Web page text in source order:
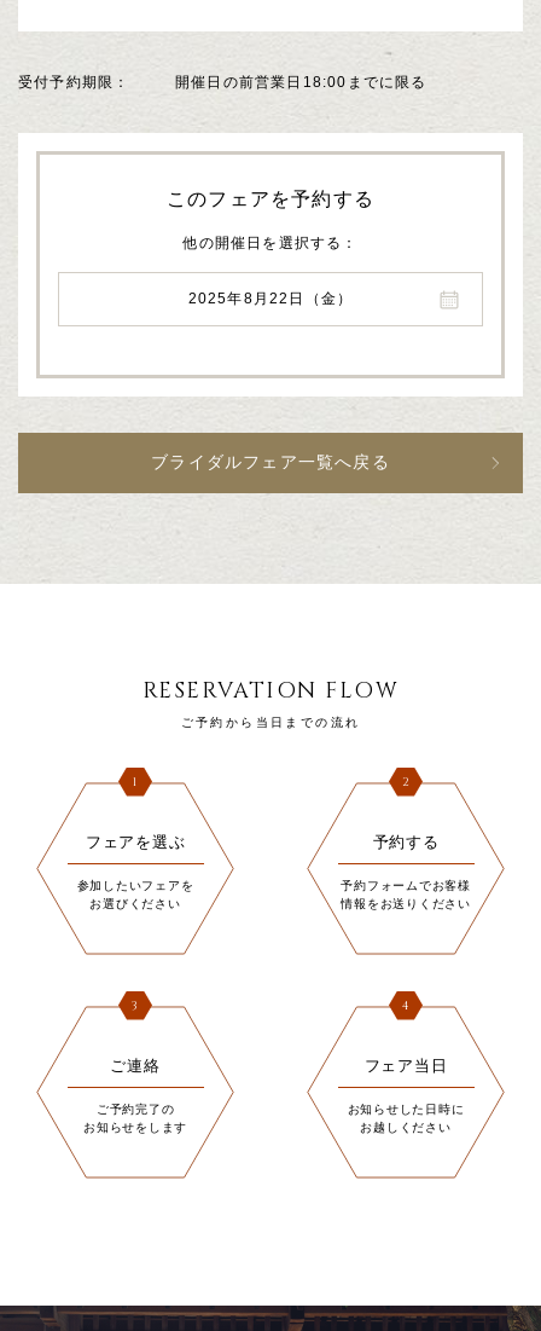
受付予約期限 開催日の前営業日18:00までに限る
このフェアを予約する
他の開催日を選択する
2025年8月22日（金）
ブライダルフェア一覧へ戻る
RESERVATION FLOW
ご予約から当日までの流れ
1
フェアを選ぶ
参加したいフェアを
お選びください
2
予約する
予約フォームでお客様
情報をお送りください
3
ご連絡
ご予約完了の
お知らせをします
4
フェア当日
お知らせした日時に
お越しください